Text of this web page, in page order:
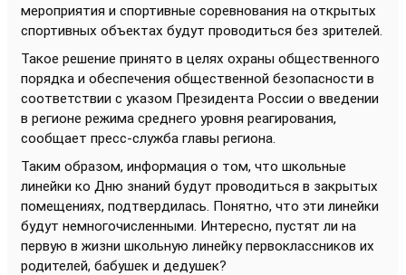
мероприятия и спортивные соревнования на открытых
спортивных объектах будут проводиться без зрителей.
Такое решение принято в целях охраны общественного
порядка и обеспечения общественной безопасности в
соответствии с указом Президента России о введении
в регионе режима среднего уровня реагирования,
сообщает пресс-служба главы региона.
Таким образом, информация о том, что школьные
линейки ко Дню знаний будут проводиться в закрытых
помещениях, подтвердилась. Понятно, что эти линейки
будут немногочисленными. Интересно, пустят ли на
первую в жизни школьную линейку первоклассников их
родителей, бабушек и дедушек?